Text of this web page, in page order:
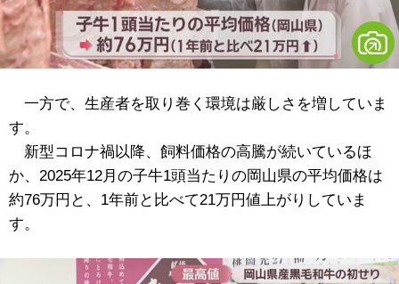
一方で、生産者を取り巻く環境は厳しさを増していま
す。
新型コロナ禍以降、飼料価格の高騰が続いているほ
か、2025年12月の子牛1頭当たりの岡山県の平均価格は
約76万円と、1年前と比べて21万円値上がりしていま
す。